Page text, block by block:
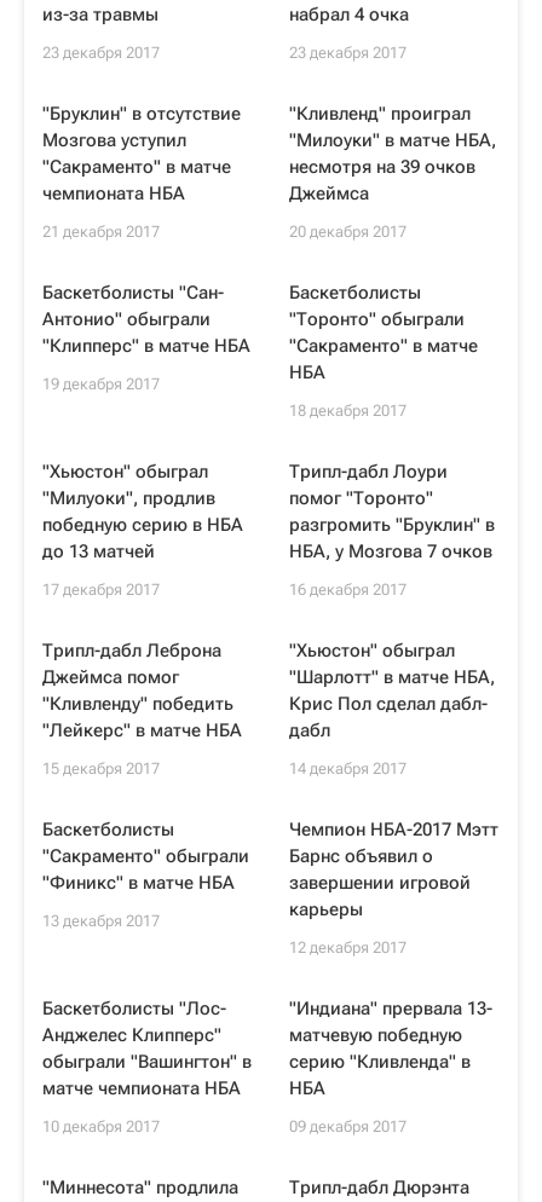
из-за травмы
23 декабря 2017
набрал 4 очка
23 декабря 2017
"Бруклин" в отсутствие
Мозгова уступил
"Сакраменто" в матче
чемпионата НБА
21 декабря 2017
"Кливленд" проиграл
"Милоуки" в матче НБА,
несмотря на 39 очков
Джеймса
20 декабря 2017
Баскетболисты "Сан-
Антонио" обыграли
"Клипперс" в матче НБА
19 декабря 2017
Баскетболисты
"Торонто" обыграли
"Сакраменто" в матче
НБА
18 декабря 2017
"Хьюстон" обыграл
"Милуоки", продлив
победную серию в НБА
до 13 матчей
17 декабря 2017
Трипл-дабл Лоури
помог "Торонто"
разгромить "Бруклин" в
НБА, у Мозгова 7 очков
16 декабря 2017
Трипл-дабл Леброна
Джеймса помог
"Кливленду" победить
"Лейкерс" в матче НБА
15 декабря 2017
"Хьюстон" обыграл
"Шарлотт" в матче НБА,
Крис Пол сделал дабл-
дабл
14 декабря 2017
Баскетболисты
"Сакраменто" обыграли
"Финикс" в матче НБА
13 декабря 2017
Чемпион НБА-2017 Мэтт
Барнс объявил о
завершении игровой
карьеры
12 декабря 2017
Баскетболисты "Лос-
Анджелес Клипперс"
обыграли "Вашингтон" в
матче чемпионата НБА
10 декабря 2017
"Индиана" прервала 13-
матчевую победную
серию "Кливленда" в
НБА
09 декабря 2017
"Миннесота" продлила
Трипл-дабл Дюрэнта